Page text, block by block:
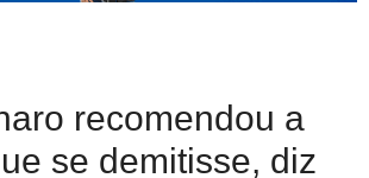
recomendou a
se demitisse, diz